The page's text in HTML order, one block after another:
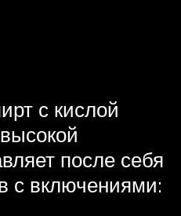
с кислой
после себя
с включениями: